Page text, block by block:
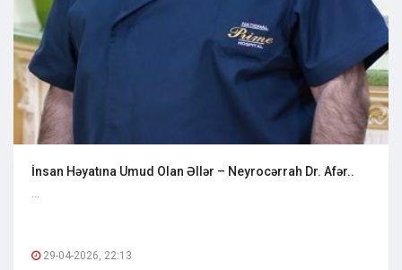
İnsan Həyatına Umud Olan Əllər – Neyrocərrah Dr. Afər..
29-04-2026, 22:13